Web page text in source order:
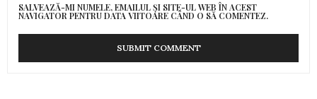
SALVEAZĂ-MI NUMELE, EMAILUL ȘI SITE-UL WEB ÎN ACEST
NAVIGATOR PENTRU DATA VIITOARE CÂND O SĂ COMENTEZ.